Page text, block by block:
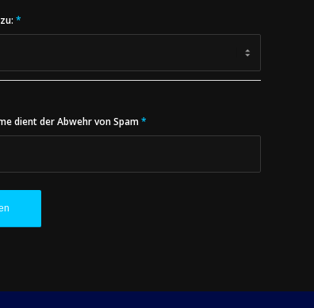
*
dient der Abwehr von Spam*